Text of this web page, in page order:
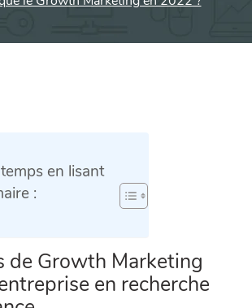
en lisant
:
de Growth Marketing
en recherche